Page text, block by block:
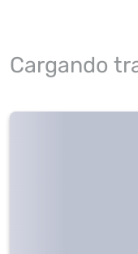
Cargando